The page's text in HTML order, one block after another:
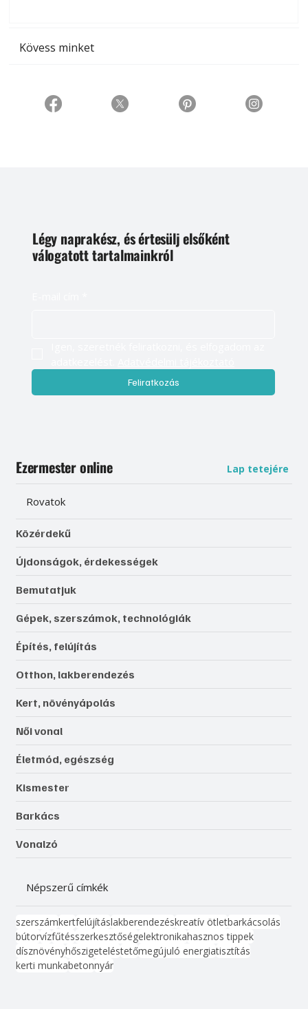
Kövess minket
Légy naprakész, és értesülj elsőként
válogatott tartalmainkról
Feliratkozás
Ezermester online Lap tetejére
Rovatok
Közérdekű
Újdonságok, érdekességek
Bemutatjuk
Gépek, szerszámok, technológiák
Építés, felújítás
Otthon, lakberendezés
Kert, növényápolás
Női vonal
Életmód, egészség
Kismester
Barkács
Vonalzó
Népszerű címkék
szerszámkertfelújításlakberendezéskreatív ötletbarkácsolás
bútorvízfűtésszerkesztőségelektronikahasznos tippek
dísznövényhőszigeteléstetőmegújuló energiatisztítás
kerti munkabetonnyár